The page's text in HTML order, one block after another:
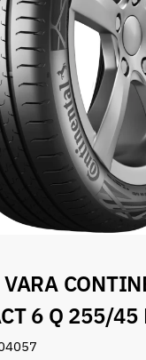
6 Q 255/